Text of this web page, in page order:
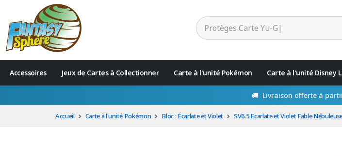
Accessoires Jeux de Cartes à Collectionner Carte à l'unité Pokémon Carte à l'unité Disney
🚚 Livraison offerte à
Accueil Carte à l'unité Pokémon Bloc : Écarlate et Violet SV6.5 Ecarlate et Violet Fable